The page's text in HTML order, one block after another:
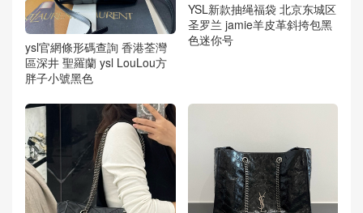
ysl官網條形碼查詢 香港荃灣
區深井 聖羅蘭 ysl LouLou方
胖子小號黑色
YSL新款抽绳福袋 北京东城区
圣罗兰 jamie羊皮革斜挎包黑
色迷你号